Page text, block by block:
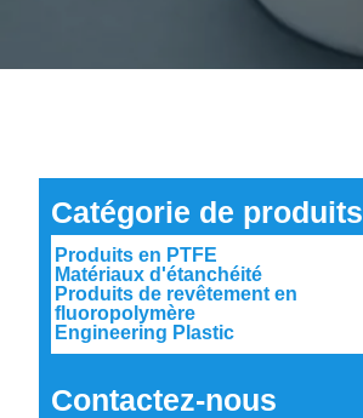
Catégorie de produits
Produits en PTFE
Matériaux d'étanchéité
Produits de revêtement en
fluoropolymère
Engineering Plastic
Contactez-nous